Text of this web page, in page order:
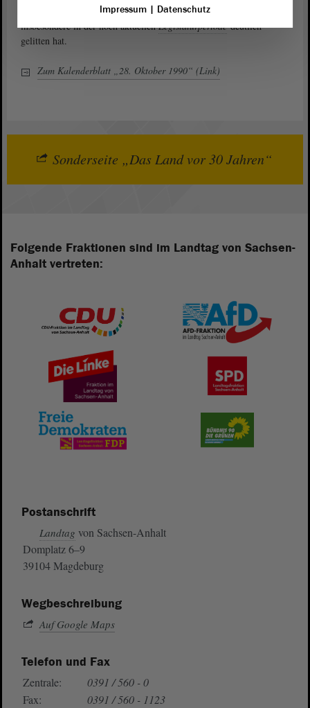
schriftlicher Fixierung – in seiner Einhaltung und Wertschätzung
insbesondere in der noch aktuellenLegislaturperiodedeutlich
gelitten hat.
Zum Kalenderblatt „28. Oktober 1990“ (Link)
Sonderseite „Das Land vor 30 Jahren“
Folgende Fraktionen sind im Landtag von Sachsen-
Anhalt vertreten:
Postanschrift
Landtag von Sachsen-Anhalt
Domplatz 6–9
39104 Magdeburg
Wegbeschreibung
Auf Google Maps
Telefon und Fax
Zentrale:
0391 / 560 - 0
Fax:
0391 / 560 - 1123
Impressum| Datenschutz